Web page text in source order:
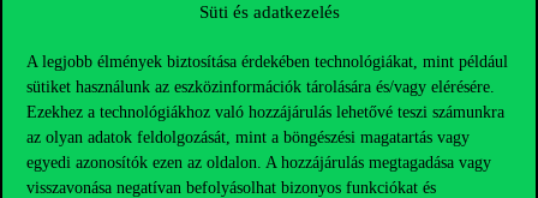
Süti és adatkezelés
A legjobb élmények biztosítása érdekében technológiákat, mint például
sütiket használunk az eszközinformációk tárolására és/vagy elérésére.
Ezekhez a technológiákhoz való hozzájárulás lehetővé teszi számunkra
az olyan adatok feldolgozását, mint a böngészési magatartás vagy
egyedi azonosítók ezen az oldalon. A hozzájárulás megtagadása vagy
visszavonása negatívan befolyásolhat bizonyos funkciókat és